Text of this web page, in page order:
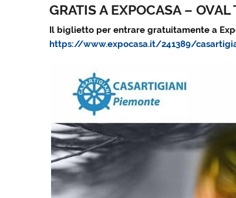
GRATIS A EXPOCASA – OVAL
Il biglietto per entrare gratuitamente a
https://www.expocasa.it/241389/